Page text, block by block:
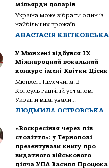
мільярди доларів
Україна може зібрати один із
найбільших врожаїв...
АНАСТАСІЯ КВІТКОВСЬКА
У Мюнхені відбувся IX
Міжнародний вокальний
конкурс імені Квітки Цісик
Мюнхен. Німеччина. В
Консультаційній установі
України вшанували...
ЛЮДМИЛА ОСТРОВСЬКА
«Воскресіння через пів
століття»: у Тернополі
презентували книгу про
видатного військового
діяча УПА Василя Процюка